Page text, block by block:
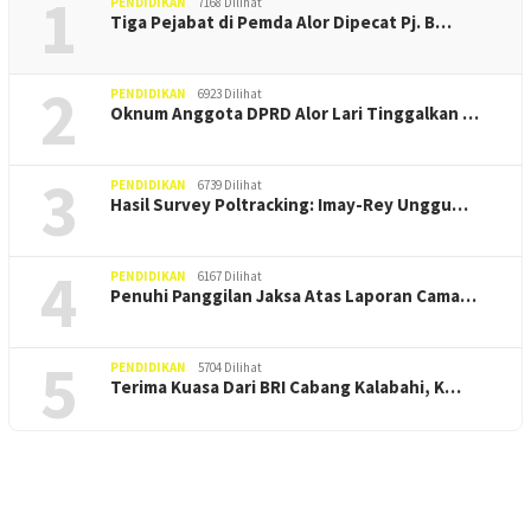
1 Tiga Pejabat di Pemda Alor Dipecat Pj. B…
2 PENDIDIKAN 6923 Dilihat
Oknum Anggota DPRD Alor Lari Tinggalkan …
3 PENDIDIKAN 6739 Dilihat
Hasil Survey Poltracking: Imay-Rey Unggu…
4 PENDIDIKAN 6167 Dilihat
Penuhi Panggilan Jaksa Atas Laporan Cama…
5 PENDIDIKAN 5704 Dilihat
Terima Kuasa Dari BRI Cabang Kalabahi, K…